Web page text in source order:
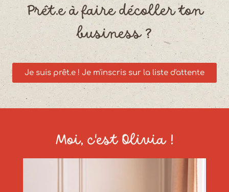
Prêt.e à faire décoller ton
business ?
Je suis prêt.e ! Je m'inscris sur la liste d'attente
Moi, c'est Olivia !